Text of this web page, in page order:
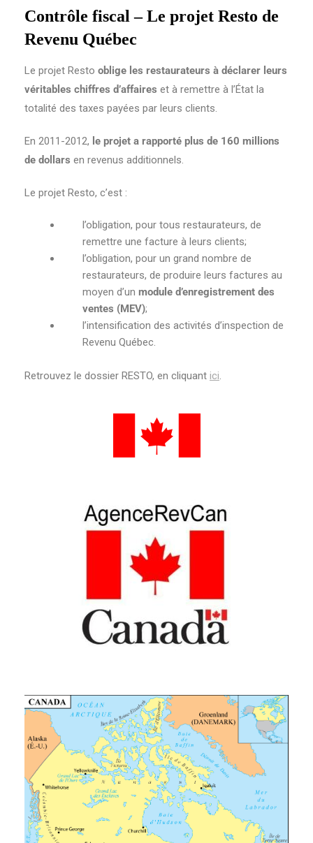
Contrôle fiscal – Le projet Resto de
Revenu Québec
Le projet Resto oblige les restaurateurs à déclarer leurs
véritables chiffres d’affaires et à remettre à l’État la
totalité des taxes payées par leurs clients.
En 2011-2012, le projet a rapporté plus de 160 millions
de dollars en revenus additionnels.
Le projet Resto, c’est :
l’obligation, pour tous restaurateurs, de
remettre une facture à leurs clients;
l’obligation, pour un grand nombre de
restaurateurs, de produire leurs factures au
moyen d’unmodule d’enregistrement des
ventes (MEV);
l’intensification des activités d’inspection de
Revenu Québec.
Retrouvez le dossier RESTO, en cliquant ici.